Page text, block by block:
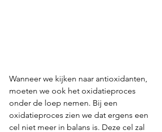
Wanneer we kijken naar antioxidanten,
moeten we ook het oxidatieproces
onder de loep nemen. Bij een
oxidatieproces zien we dat ergens een
cel niet meer in balans is. Deze cel zal